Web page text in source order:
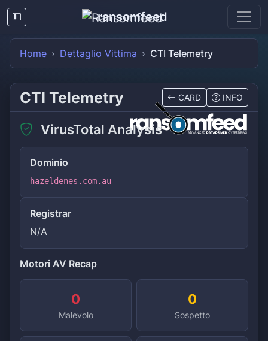
ransomfeed
Home Dettaglio Vittima CTI Telemetry
CTI Telemetry CARD INFO
VirusTotal Analysis
Dominio
hazeldenes.com.au
Registrar
N/A
Motori AV Recap
0
Malevolo
0
Sospetto